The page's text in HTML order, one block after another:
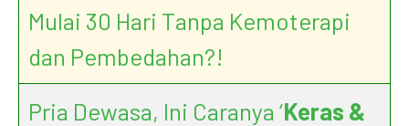
Mulai 30 Hari Tanpa Kemoterapi
dan Pembedahan?!
Pria Dewasa, Ini Caranya ‘Keras &